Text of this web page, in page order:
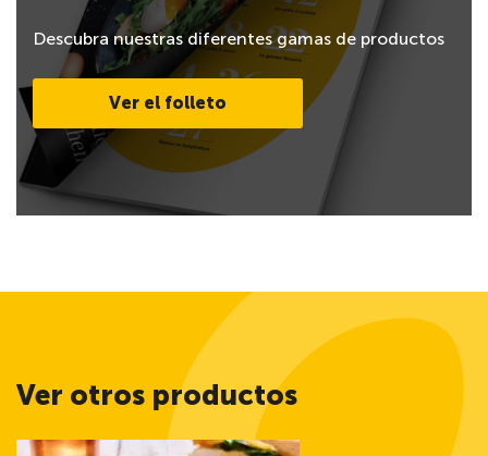
Descubra nuestras diferentes gamas de productos
Ver el folleto
Ver otros productos